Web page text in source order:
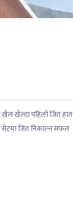
खेल खेल्दा पहिलो जित हात
सेटमा जित निकाल्न सफल